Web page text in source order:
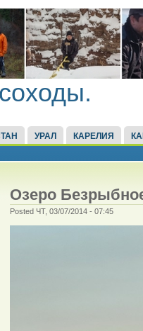
УРАЛ КАРЕЛИЯ
Озеро
Posted ЧТ, 03/07/2014 - 07:45